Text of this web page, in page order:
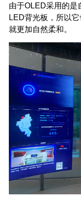
由于OLED采用的是
LED背光板，所以
就更加自然柔和。